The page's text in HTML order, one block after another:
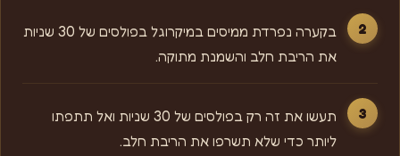
בקערה נפרדת ממיסים במיקרוגל בפולסים של 30 שניות
את הריבת חלב והשמנת מתוקה.
תעשו את זה רק בפולסים של 30 שניות ואל תתפתו
ליותר כדי שלא תשרפו את הריבת חלב.